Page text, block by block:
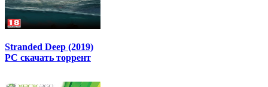
Stranded Deep (2019)
PC скачать торрент